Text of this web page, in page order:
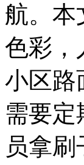
航。本
色彩，
小区路
需要定
员拿